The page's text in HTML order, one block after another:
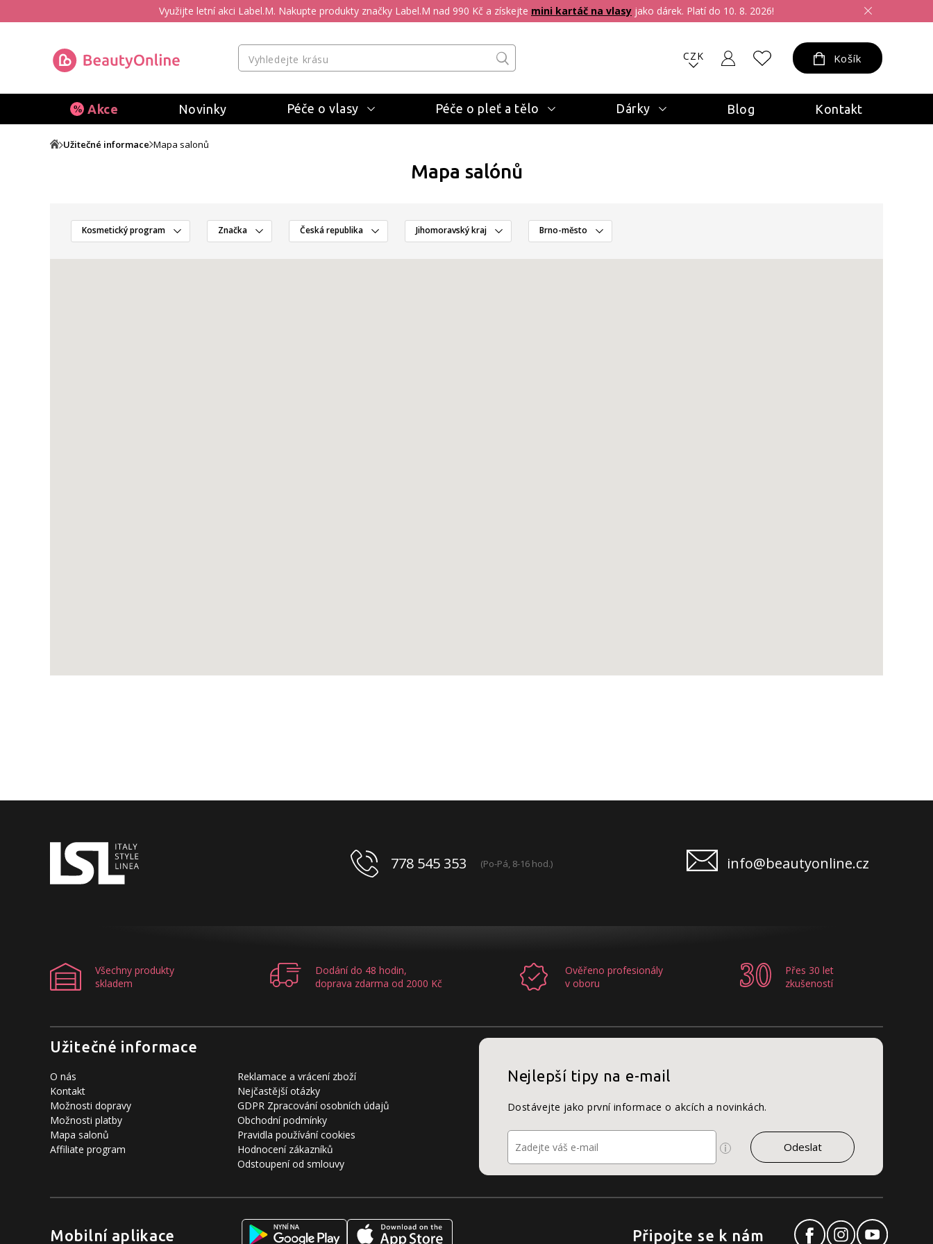
Využijte letní akci Label.M. Nakupte produkty značky Label.M nad 990 Kč a získejte mini kartáč na vlasy jako dárek. Platí do 10. 8. 2026!
CZK Košík
Akce Novinky Péče o vlasy Péče o pleť a tělo Dárky Blog Kontakt
Užitečné informace Mapa salonů
Mapa salónů
Kosmetický program Značka Česká republika Jihomoravský kraj Brno-město
778 545 353 (Po-Pá, 8-16 hod.) info@beautyonline.cz
Všechny produkty
skladem
Dodání do 48 hodin,
doprava zdarma od 2000 Kč
Ověřeno profesionály
v oboru
Přes 30 let
zkušeností
Užitečné informace
O nás
Kontakt
Možnosti dopravy
Možnosti platby
Mapa salonů
Affiliate program
Reklamace a vrácení zboží
Nejčastější otázky
GDPR Zpracování osobních údajů
Obchodní podmínky
Pravidla používání cookies
Hodnocení zákazníků
Odstoupení od smlouvy
Nejlepší tipy na e-mail
Dostávejte jako první informace o akcích a novinkách.
Mobilní aplikace Připojte se k nám